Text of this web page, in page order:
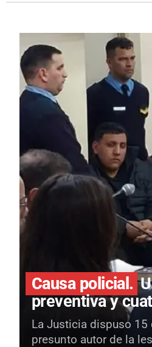
Causa policial.
preventiva y
La Justicia dispuso 15
presunto autor de la